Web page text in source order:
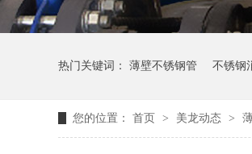
热门关键词： 薄壁不锈钢管 不锈钢
您的位置： 首页 > 美龙动态 >